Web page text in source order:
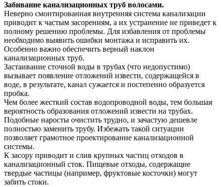
Забивание канализационных труб волосами.
Неверно смонтированная внутренняя система канализации
приводит к частым засорениям, а их устранение не приведет к
полному решению проблемы. Для избавления от проблемы
необходимо выявить ошибки монтажа и исправить их.
Особенно важно обеспечить верный наклон
канализационных труб.
Застаивание сточной воды в трубах (что недопустимо)
вызывает появление отложений извести, содержащейся в
воде, в результате, канал сужается и постепенно образуется
пробка.
Чем более жесткий состав водопроводной воды, тем большая
вероятность образования отложений извести на трубах.
Подобные наросты очистить трудно, и зачастую дешевле
полностью заменить трубу. Избежать такой ситуации
позволяет грамотное проектирование канализационной
системы.
К засору приводит и слив крупных частиц отходов в
канализационный сток. Пищевые отходы, содержащие
твердые частицы (например, фруктовые косточки) могут
забить стоки.